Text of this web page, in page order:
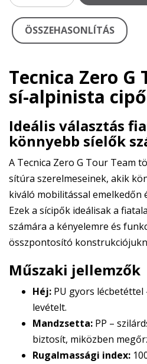
ÖSSZEHASONLÍTÁS
Tecnica Zero G
sí-alpinista cipő
Ideális választás
könnyebb síelők
A Tecnica Zero G Tour Team
sítúra szerelmeseinek, akik
kiváló mobilitással emelkedőn
Ezek a sícipők ideálisak a
számára a kényelemre és
összpontosító
Műszaki jellemzők
Héj: PU gyors
levételt.
Mandzsetta: PP –
biztosít, miközben
Rugalmassági index: